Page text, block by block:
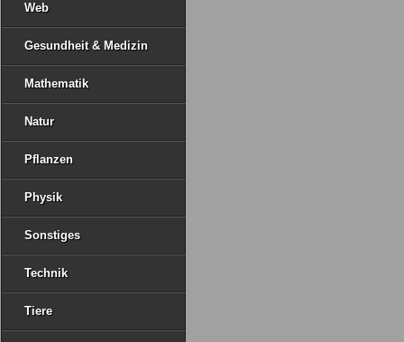
Web
Gesundheit & Medizin
Mathematik
Natur
Pflanzen
Physik
Sonstiges
Technik
Tiere